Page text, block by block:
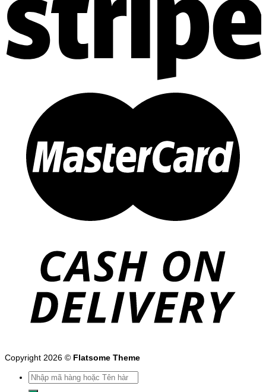
Copyright 2026 © Flatsome Theme
Tìm
kiếm: